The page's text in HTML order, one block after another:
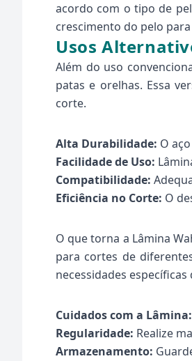
acordo com o tipo de
crescimento do pelo
Usos
Além do uso
patas e orelhas. Essa
corte.
Alta Durabilidade: O
Facilidade de Uso:
Compatibilidade:
Eficiência no Corte: O
O que torna a Lâmina
para cortes de
necessidades específicas
Cuidados com a Lâmina:
Regularidade: Realize
Armazenamento: